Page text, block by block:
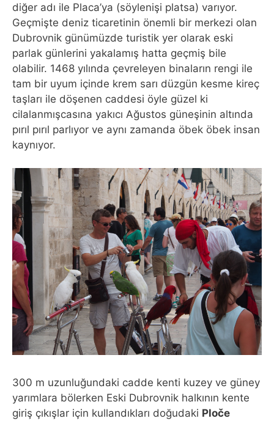
diğer adı ile Placa’ya (söylenişi platsa) varıyor.
Geçmişte deniz ticaretinin önemli bir merkezi olan
Dubrovnik günümüzde turistik yer olarak eski
parlak günlerini yakalamış hatta geçmiş bile
olabilir. 1468 yılında çevreleyen binaların rengi ile
tam bir uyum içinde krem sarı düzgün kesme kireç
taşları ile döşenen caddesi öyle güzel ki
cilalanmışcasına yakıcı Ağustos güneşinin altında
pırıl pırıl parlıyor ve aynı zamanda öbek öbek insan
kaynıyor.
300 m uzunluğundaki cadde kenti kuzey ve güney
yarımlara bölerken Eski Dubrovnik halkının kente
giriş çıkışlar için kullandıkları doğudaki Ploče